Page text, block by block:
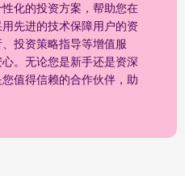
化的投资方案，帮助您在
先进的技术保障用户的资
投资策略指导等增值服
。无论您是新手还是资深
值得信赖的合作伙伴，助